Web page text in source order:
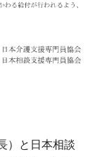
）と日本相談